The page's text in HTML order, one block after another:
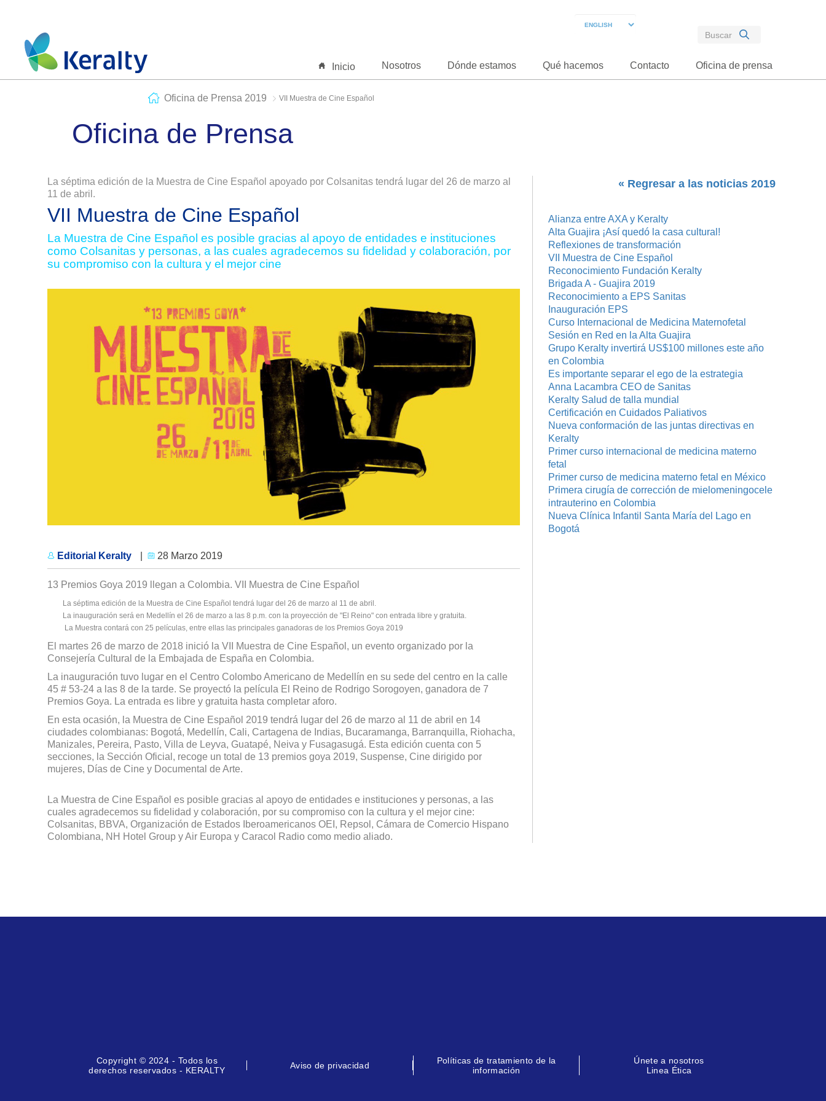
Inicio Nosotros Dónde estamos Qué hacemos Contacto Oficina de prensa
Oficina de Prensa 2019 VII Muestra de Cine Español
Oficina de Prensa
La séptima edición de la Muestra de Cine Español apoyado por Colsanitas tendrá lugar del 26 de marzo al
11 de abril.
VII Muestra de Cine Español
La Muestra de Cine Español es posible gracias al apoyo de entidades e instituciones
como Colsanitas y personas, a las cuales agradecemos su fidelidad y colaboración, por
su compromiso con la cultura y el mejor cine
Editorial Keralty 28 Marzo 2019
13 Premios Goya 2019 llegan a Colombia. VII Muestra de Cine Español
La séptima edición de la Muestra de Cine Español tendrá lugar del 26 de marzo al 11 de abril.
La inauguración será en Medellín el 26 de marzo a las 8 p.m. con la proyección de "El Reino" con entrada libre y gratuita.
La Muestra contará con 25 películas, entre ellas las principales ganadoras de los Premios Goya 2019
El martes 26 de marzo de 2018 inició la VII Muestra de Cine Español, un evento organizado por la
Consejería Cultural de la Embajada de España en Colombia.
La inauguración tuvo lugar en el Centro Colombo Americano de Medellín en su sede del centro en la calle
45 # 53-24 a las 8 de la tarde. Se proyectó la película El Reino de Rodrigo Sorogoyen, ganadora de 7
Premios Goya. La entrada es libre y gratuita hasta completar aforo.
En esta ocasión, la Muestra de Cine Español 2019 tendrá lugar del 26 de marzo al 11 de abril en 14
ciudades colombianas: Bogotá, Medellín, Cali, Cartagena de Indias, Bucaramanga, Barranquilla, Riohacha,
Manizales, Pereira, Pasto, Villa de Leyva, Guatapé, Neiva y Fusagasugá. Esta edición cuenta con 5
secciones, la Sección Oficial, recoge un total de 13 premios goya 2019, Suspense, Cine dirigido por
mujeres, Días de Cine y Documental de Arte.
La Muestra de Cine Español es posible gracias al apoyo de entidades e instituciones y personas, a las
cuales agradecemos su fidelidad y colaboración, por su compromiso con la cultura y el mejor cine:
Colsanitas, BBVA, Organización de Estados Iberoamericanos OEI, Repsol, Cámara de Comercio Hispano
Colombiana, NH Hotel Group y Air Europa y Caracol Radio como medio aliado.
« Regresar a las noticias 2019
Alianza entre AXA y Keralty
Alta Guajira ¡Así quedó la casa cultural!
Reflexiones de transformación
VII Muestra de Cine Español
Reconocimiento Fundación Keralty
Brigada A - Guajira 2019
Reconocimiento a EPS Sanitas
Inauguración EPS
Curso Internacional de Medicina Maternofetal
Sesión en Red en la Alta Guajira
Grupo Keralty invertirá US$100 millones este año
en Colombia
Es importante separar el ego de la estrategia
Anna Lacambra CEO de Sanitas
Keralty Salud de talla mundial
Certificación en Cuidados Paliativos
Nueva conformación de las juntas directivas en
Keralty
Primer curso internacional de medicina materno
fetal
Primer curso de medicina materno fetal en México
Primera cirugía de corrección de mielomeningocele
intrauterino en Colombia
Nueva Clínica Infantil Santa María del Lago en
Bogotá
Copyright © 2024 - Todos los
derechos reservados - KERALTY
Aviso de privacidad
Políticas de tratamiento de la
información
Únete a nosotros
Linea Ética